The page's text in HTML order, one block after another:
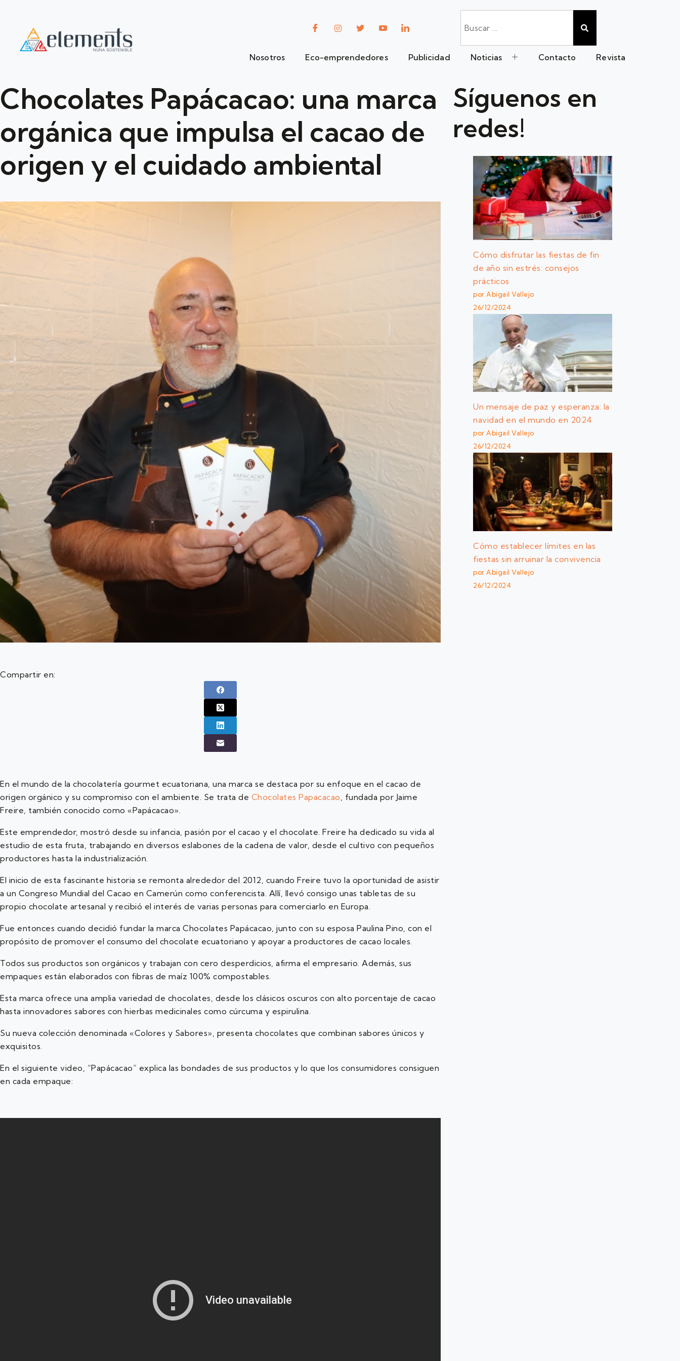
Nosotros Eco-emprendedores Publicidad Noticias Contacto Revista
Chocolates Papácacao: una marca
orgánica que impulsa el cacao de
origen y el cuidado ambiental
Compartir en:
En el mundo de la chocolatería gourmet ecuatoriana, una marca se destaca por su enfoque en el cacao de
origen orgánico y su compromiso con el ambiente. Se trata de Chocolates Papacacao , fundada por Jaime
Freire, también conocido como «Papácacao».
Este emprendedor, mostró desde su infancia, pasión por el cacao y el chocolate. Freire ha dedicado su vida al
estudio de esta fruta, trabajando en diversos eslabones de la cadena de valor, desde el cultivo con pequeños
productores hasta la industrialización.
El inicio de esta fascinante historia se remonta alrededor del 2012, cuando Freire tuvo la oportunidad de asistir
a un Congreso Mundial del Cacao en Camerún como conferencista. Allí, llevó consigo unas tabletas de su
propio chocolate artesanal y recibió el interés de varias personas para comerciarlo en Europa.
Fue entonces cuando decidió fundar la marca Chocolates Papácacao, junto con su esposa Paulina Pino, con el
propósito de promover el consumo del chocolate ecuatoriano y apoyar a productores de cacao locales.
Todos sus productos son orgánicos y trabajan con cero desperdicios, afirma el empresario. Además, sus
empaques están elaborados con fibras de maíz 100% compostables.
Esta marca ofrece una amplia variedad de chocolates, desde los clásicos oscuros con alto porcentaje de cacao
hasta innovadores sabores con hierbas medicinales como cúrcuma y espirulina.
Su nueva colección denominada «Colores y Sabores», presenta chocolates que combinan sabores únicos y
exquisitos.
En el siguiente video, “Papácacao” explica las bondades de sus productos y lo que los consumidores consiguen
en cada empaque:
Síguenos en
redes!
Cómo disfrutar las fiestas de fin
de año sin estrés: consejos
prácticos
por Abigail Vallejo
26/12/2024
Un mensaje de paz y esperanza: la
navidad en el mundo en 2024
por Abigail Vallejo
26/12/2024
Cómo establecer límites en las
fiestas sin arruinar la convivencia
por Abigail Vallejo
26/12/2024